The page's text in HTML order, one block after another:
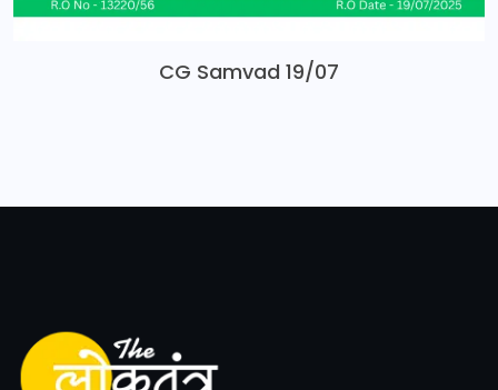
CG Samvad 19/07